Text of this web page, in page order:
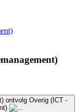
ontvolg Overig (ICT -